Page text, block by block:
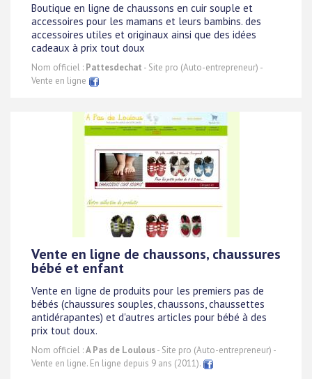
Boutique en ligne de chaussons en cuir souple et
accessoires pour les mamans et leurs bambins. des
accessoires utiles et originaux ainsi que des idées
cadeaux à prix tout doux
Nom officiel : Pattesdechat - Site pro (Auto-entrepreneur) -
Vente en ligne
Vente en ligne de chaussons, chaussures
bébé et enfant
Vente en ligne de produits pour les premiers pas de
bébés (chaussures souples, chaussons, chaussettes
antidérapantes) et d'autres articles pour bébé à des
prix tout doux.
Nom officiel :A Pas de Loulous- Site pro (Auto-entrepreneur) -
Vente en ligne. En ligne depuis 9 ans (2011).